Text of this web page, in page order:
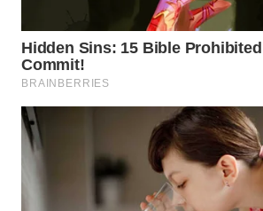
SUBANG
WN
SUKABUMI
PURWAKARTA